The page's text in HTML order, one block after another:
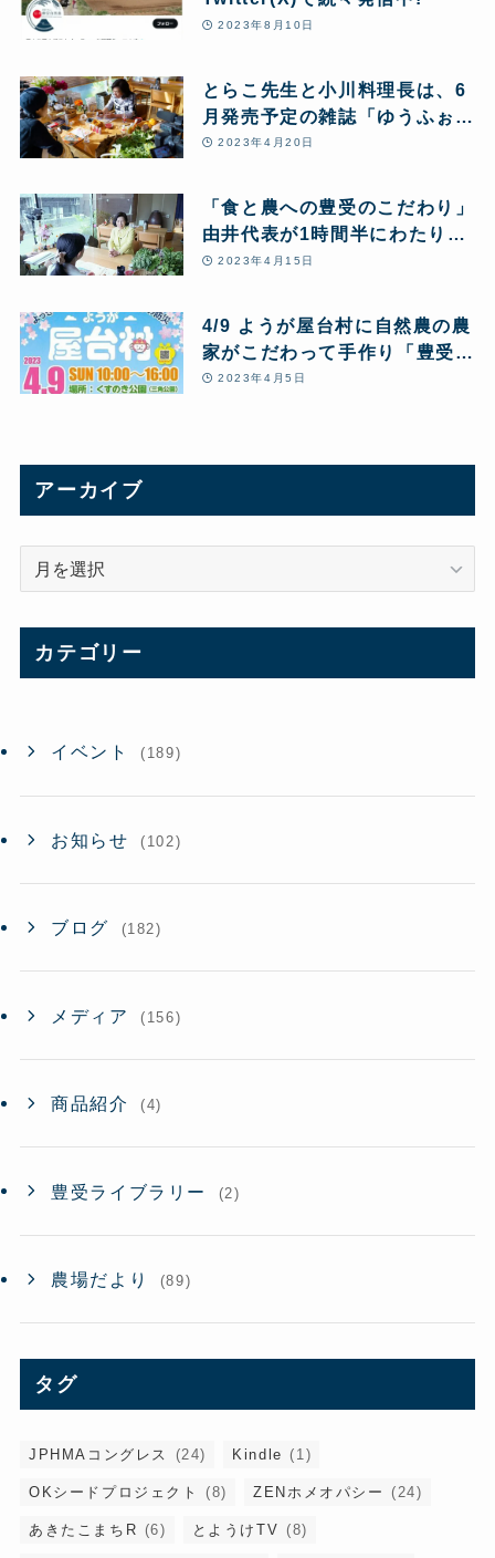
2023年8月10日
とらこ先生と小川料理長は、6
月発売予定の雑誌「ゆうふぉり
あ」の取材を受けました
2023年4月20日
「食と農への豊受のこだわり」
由井代表が1時間半にわたり雑
誌『セラピスト』の取材を受け
2023年4月15日
4/9 ようが屋台村に自然農の農
家がこだわって手作り「豊受百
姓弁当」で出店します
2023年4月5日
アーカイブ
ブ
カテゴリー
イベント (189)
お知らせ (102)
ブログ (182)
メディア (156)
商品紹介 (4)
豊受ライブラリー (2)
農場だより (89)
タグ
JPHMAコングレス (24) Kindle (1)
OKシードプロジェクト (8) ZENホメオパシー (24)
あきたこまちR (6) とようけTV (8)